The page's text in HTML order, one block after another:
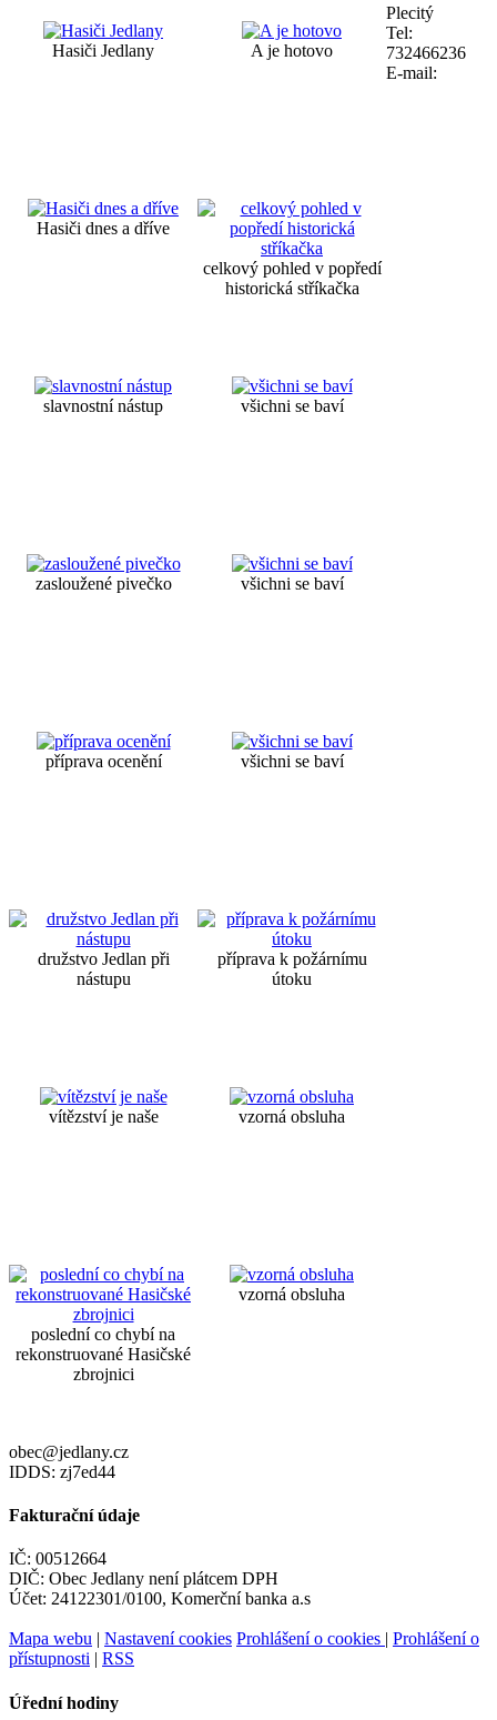
Hasiči Jedlany A je hotovo
Hasiči dnes a dříve
celkový pohled v popředí
historická stříkačka
slavnostní nástup všichni se baví
zasloužené pivečko všichni se baví
příprava ocenění všichni se baví
družstvo Jedlan při
nástupu
příprava k požárnímu
útoku
vítězství je naše vzorná obsluha
poslední co chybí na
rekonstruované Hasičské
zbrojnici
vzorná obsluha
Plecitý
Tel:
732466236
E-mail:
obec@jedlany.cz
IDDS: zj7ed44
Fakturační údaje
IČ: 00512664
DIČ: Obec Jedlany není plátcem DPH
Účet: 24122301/0100, Komerční banka a.s
Mapa webu | Nastavení cookies Prohlášení o cookies | Prohlášení o
přístupnosti | RSS
Úřední hodiny